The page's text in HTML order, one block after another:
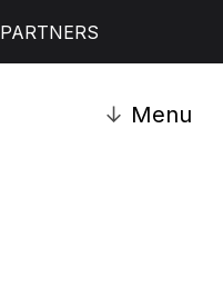
PARTNERS
↓ Menu